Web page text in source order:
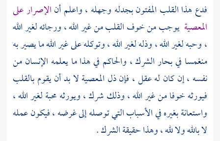
فدع هذا القلب المفتون بجدله وجهله ، واعلم أنالإصرار على
المعصية يوجب من خوف القلب من غير الله ، ورجائه لغير الله
، وحبه لغير الله ، وذله لغير الله ، وتوكله على غير الله ما يصير به
منغمسا في بحار الشرك ، والحاكم في هذا ما يعلمه الإنسان من
نفسه ، إن كان له عقل ، فإن ذل المعصية لا بد أن يقوم بالقلب
فيورثه خوفا من غير الله ، وذلك شرك ، ويورثه محبة لغير الله ،
واستعانة بغيره في الأسباب التي توصله إلى غرضه ، فيكون عمله
لا بالله ولا لله ، وهذا حقيقة الشرك .